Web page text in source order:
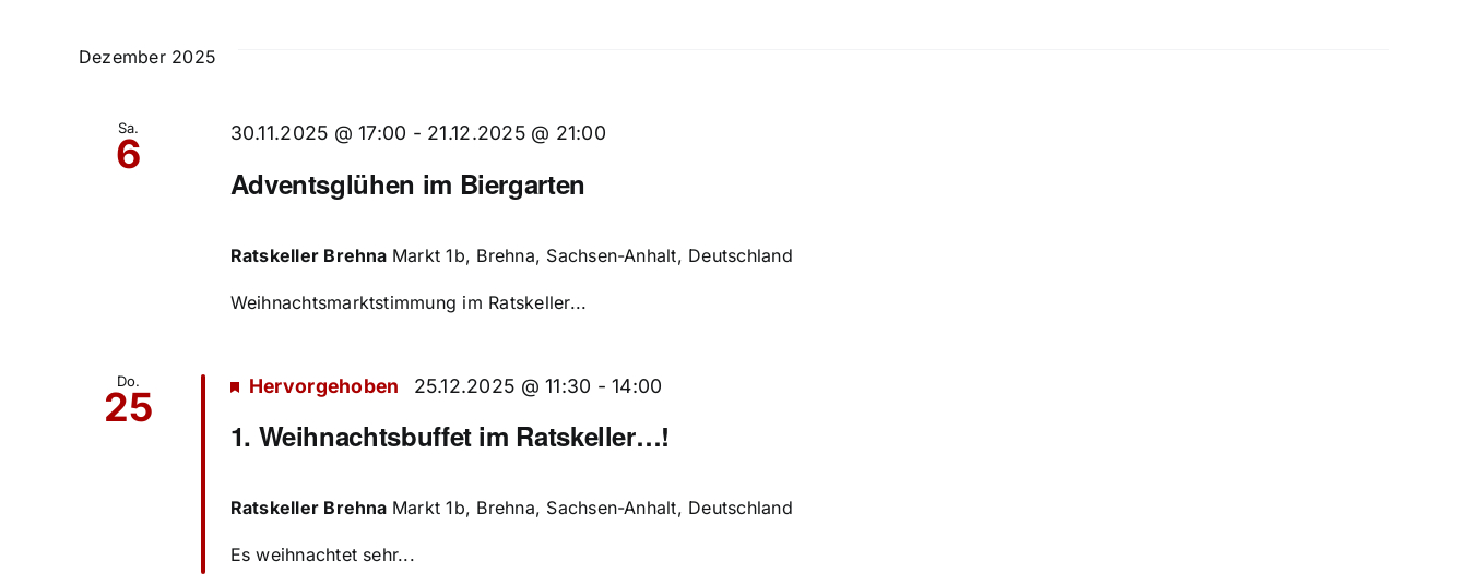
Navigation
Schlüsselwort.
Dezember 2025
Sa.
6
Adventsglühen im Biergarten
30.11.2025 @ 17:00 - 21.12.2025 @ 21:00
Ratskeller Brehna Markt 1b, Brehna, Sachsen-Anhalt, Deutschland
Weihnachtsmarktstimmung im Ratskeller...
Do.
25
1. Weihnachtsbuffet im Ratskeller…!
Hervorgehoben 25.12.2025 @ 11:30 -14:00
Ratskeller Brehna Markt 1b, Brehna, Sachsen-Anhalt, Deutschland
Es weihnachtet sehr...